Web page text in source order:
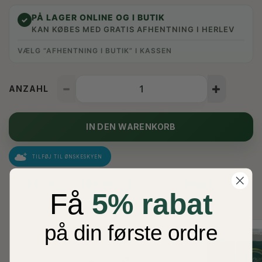
✓ PÅ LAGER ONLINE OG I BUTIK
KAN KØBES MED GRATIS AFHENTNING I HERLEV
VÆLG “AFHENTNING I BUTIK” I KASSEN
ANZAHL
IN DEN WARENKORB
TILFØJ TIL ØNSKESKYEN
50% RABATT
Få 5% rabat
på din første ordre